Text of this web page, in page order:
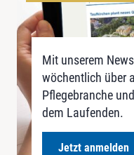
Mit unserem
wöchentlich über
Pflegebranche
dem Laufenden.
Jetzt anmelden